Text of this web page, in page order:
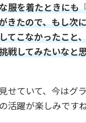
服を着たときにも
きたので、もし次
てこなかったこと
戦してみたいなと
せていて、今はグ
活躍が楽しみです